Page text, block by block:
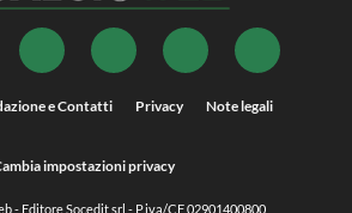
e Contatti Privacy Note legali
impostazioni privacy
- Editore Socedit srl - P.iva/CF 02901400800